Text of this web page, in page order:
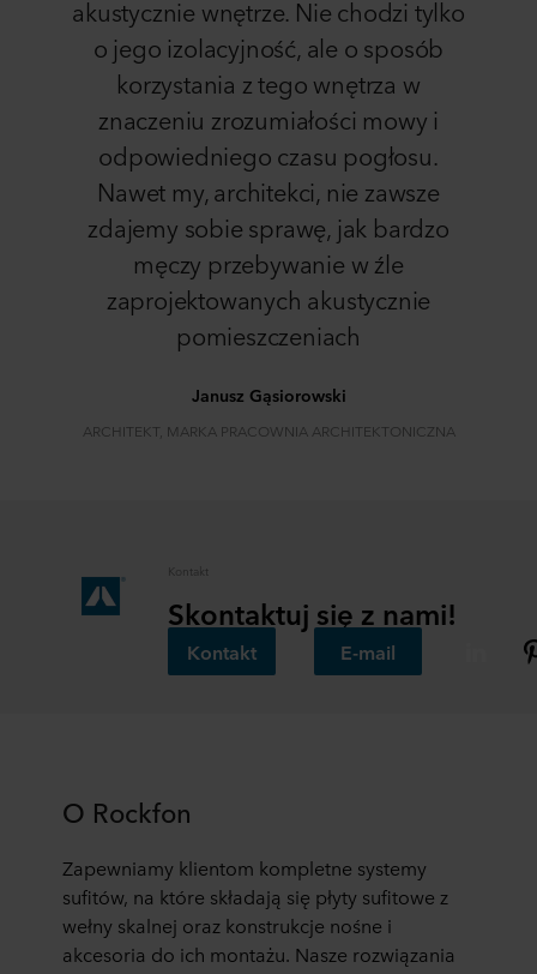
akustycznie wnętrze. Nie chodzi tylko
o jego izolacyjność, ale o sposób
korzystania z tego wnętrza w
znaczeniu zrozumiałości mowy i
odpowiedniego czasu pogłosu.
Nawet my, architekci, nie zawsze
zdajemy sobie sprawę, jak bardzo
męczy przebywanie w źle
zaprojektowanych akustycznie
pomieszczeniach
Janusz Gąsiorowski
ARCHITEKT, MARKA PRACOWNIA ARCHITEKTONICZNA
Kontakt
Skontaktuj się z nami!
Kontakt E-mail
O Rockfon
Zapewniamy klientom kompletne systemy
sufitów, na które składają się płyty sufitowe z
wełny skalnej oraz konstrukcje nośne i
akcesoria do ich montażu. Nasze rozwiązania